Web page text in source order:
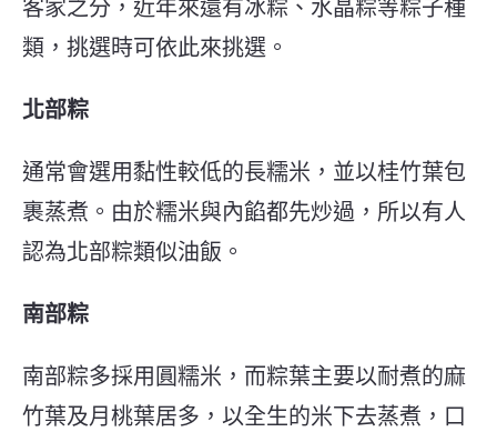
客家之分，近年來還有冰粽、水晶粽等粽子種
類，挑選時可依此來挑選。
北部粽
通常會選用黏性較低的長糯米，並以桂竹葉包
裹蒸煮。由於糯米與內餡都先炒過，所以有人
認為北部粽類似油飯。
南部粽
南部粽多採用圓糯米，而粽葉主要以耐煮的麻
竹葉及月桃葉居多，以全生的米下去蒸煮，口